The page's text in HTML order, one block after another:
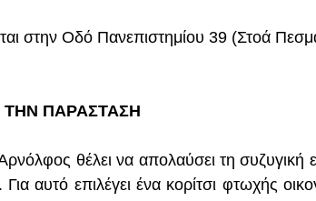
στην Οδό Πανεπιστημίου 39 (Στοά
ΤΗΝ ΠΑΡΑΣΤΑΣΗ
θέλει να απολαύσει τη συζυγική
αυτό επιλέγει ένα κορίτσι φτωχής